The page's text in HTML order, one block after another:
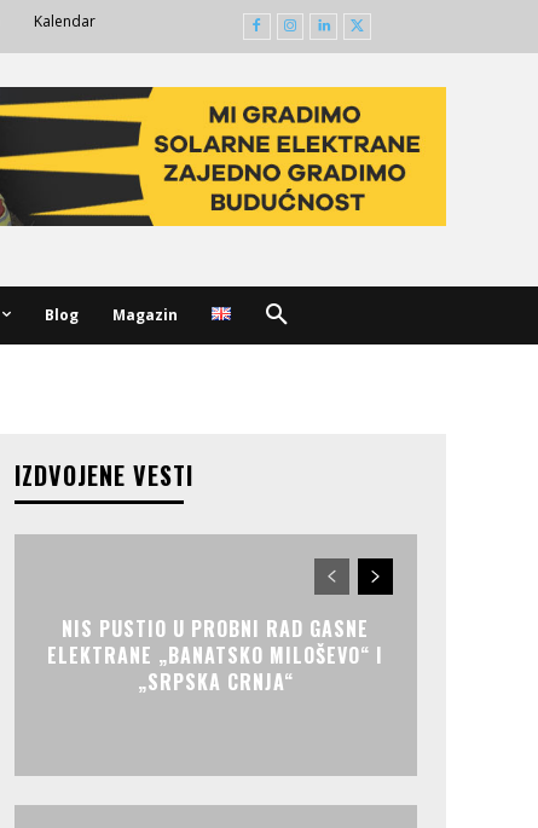
Kalendar
Blog Magazin
IZDVOJENE VESTI
NIS PUSTIO U PROBNI RAD GASNE
ELEKTRANE „BANATSKO MILOŠEVO“ I
„SRPSKA CRNJA“